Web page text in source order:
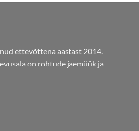
ettevõttena aastast 2014.
on rohtude jaemüük ja